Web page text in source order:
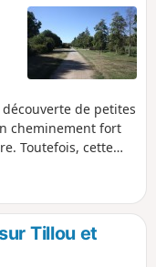
de petites
cheminement fort
Toutefois, cette
la randonnée ou
Tillou et